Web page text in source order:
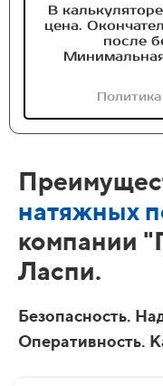
В
цена.
после
натяжных
компании
Ласпи.
Безопасность.
Оперативность.